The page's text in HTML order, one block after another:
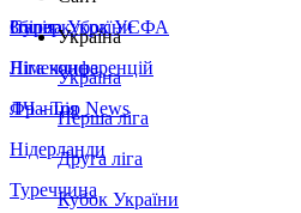
Збірна України
Італія
Німеччина
Франція
Нідерланди
Туреччина
Суперкубок УЄФА
Ліга конференцій
ЛЧ - Top News
Україна
Україна
Перша ліга
Друга ліга
Кубок України